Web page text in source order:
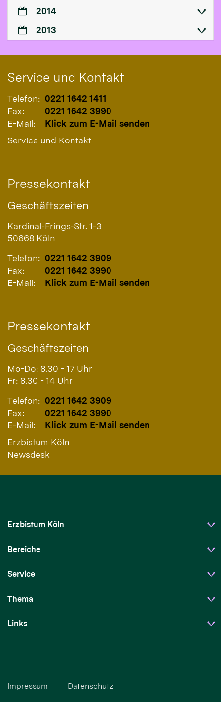
2014
2013
Service und Kontakt
Telefon: 0221 1642 1411
Fax:
0221 1642 3990
E-Mail:
Klick zum E-Mail senden
Service und Kontakt
Pressekontakt
Geschäftszeiten
Kardinal-Frings-Str. 1-3
50668 Köln
Telefon: 0221 1642 3909
Fax:
0221 1642 3990
E-Mail:
Klick zum E-Mail senden
Pressekontakt
Geschäftszeiten
Mo-Do: 8.30 - 17 Uhr
Fr: 8.30 - 14 Uhr
Telefon: 0221 1642 3909
Fax:
0221 1642 3990
E-Mail:
Klick zum E-Mail senden
Erzbistum Köln
Newsdesk
Erzbistum Köln
Bereiche
Service
Thema
Links
Impressum Datenschutz